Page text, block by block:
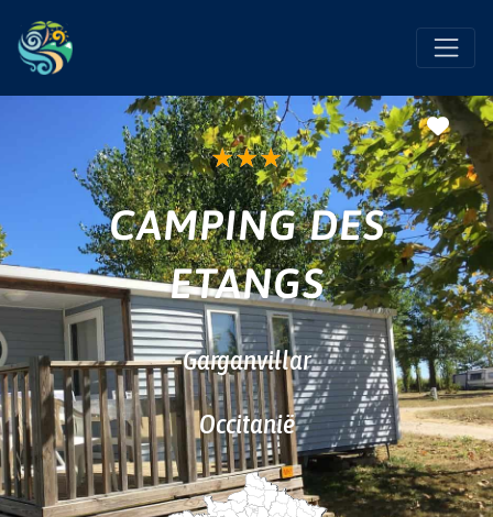
★★★
CAMPING DES
ETANGS
Garganvillar
Occitanië